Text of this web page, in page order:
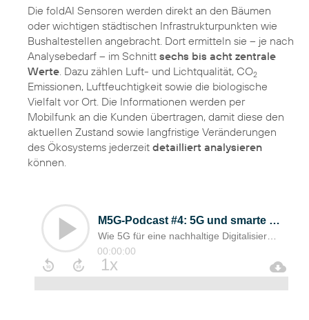
Die foldAI Sensoren werden direkt an den Bäumen
oder wichtigen städtischen Infrastrukturpunkten wie
Bushaltestellen angebracht. Dort ermitteln sie – je nach
Analysebedarf – im Schnitt sechs bis acht zentrale
Werte . Dazu zählen Luft- und Lichtqualität, CO2
Emissionen, Luftfeuchtigkeit sowie die biologische
Vielfalt vor Ort. Die Informationen werden per
Mobilfunk an die Kunden übertragen, damit diese den
aktuellen Zustand sowie langfristige Veränderungen
des Ökosystems jederzeit detailliert analysieren
können.